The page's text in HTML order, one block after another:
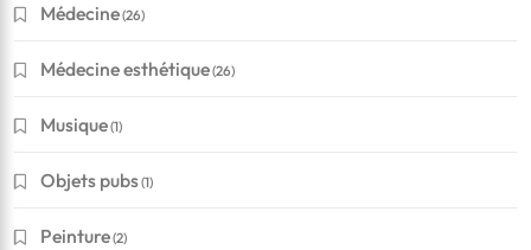
Médecine(26)
Médecine esthétique(26)
Musique(1)
Objets pubs(1)
Peinture(2)